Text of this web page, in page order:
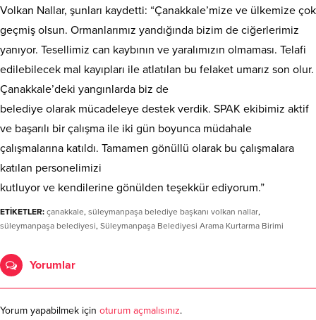
Volkan Nallar, şunları kaydetti: “Çanakkale’mize ve ülkemize çok
geçmiş olsun. Ormanlarımız yandığında bizim de ciğerlerimiz
yanıyor. Tesellimiz can kaybının ve yaralımızın olmaması. Telafi
edilebilecek mal kayıpları ile atlatılan bu felaket umarız son olur.
Çanakkale’deki yangınlarda biz de
belediye olarak mücadeleye destek verdik. SPAK ekibimiz aktif
ve başarılı bir çalışma ile iki gün boyunca müdahale
çalışmalarına katıldı. Tamamen gönüllü olarak bu çalışmalara
katılan personelimizi
kutluyor ve kendilerine gönülden teşekkür ediyorum.”
ETİKETLER: çanakkale, süleymanpaşa belediye başkanı volkan nallar,
süleymanpaşa belediyesi, Süleymanpaşa Belediyesi Arama Kurtarma Birimi
Yorumlar
Yorum yapabilmek için oturum açmalısınız.